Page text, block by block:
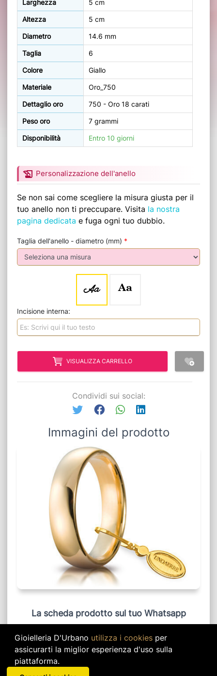
Larghezza 5 cm
Altezza 5 cm
Diametro 14.6 mm
Taglia 6
Colore Giallo
Materiale Oro_750
Dettaglio oro 750 - Oro 18 carati
Peso oro 7 grammi
Disponibilità Entro 10 giorni
history_edu Personalizzazione dell'anello
Se non sai come scegliere la misura giusta per il
tuo anello non ti preccupare. Visita la nostra
pagina dedicata e fuga ogni tuo dubbio.
Taglia dell'anello - diametro (mm) *
Aa Aa
Incisione interna:
VISUALIZZA CARRELLO
Condividi sui social:
Immagini del prodotto
La scheda prodotto sul tuo Whatsapp
foto del prodotto visualizzato, cliccando sul
link verde qui giù.
Ricevi scheda informativa su Whatsapp
Gioielleria D'Urbano utilizza i cookiesper
assicurarti la miglior esperienza d'uso sulla
piattaforma.